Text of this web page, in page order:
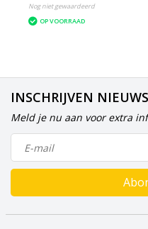
Nog niet gewaardeerd
OP VOORRAAD
INSCHRIJVEN
Meld je nu aan voor extra